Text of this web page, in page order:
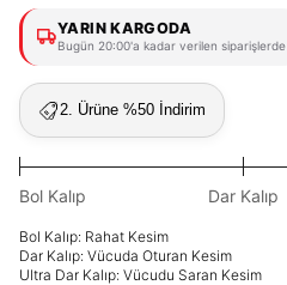
YARIN KARGODA
Bugün 20:00'a kadar verilen siparişlerde
2. Ürüne %50 İndirim
Bol Kalıp Dar Kalıp
Bol Kalıp: Rahat Kesim
Dar Kalıp: Vücuda Oturan Kesim
Ultra Dar Kalıp: Vücudu Saran Kesim
Ad*